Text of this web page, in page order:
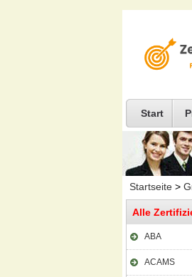
Start
Startseite >
Alle
ABA
ACAMS